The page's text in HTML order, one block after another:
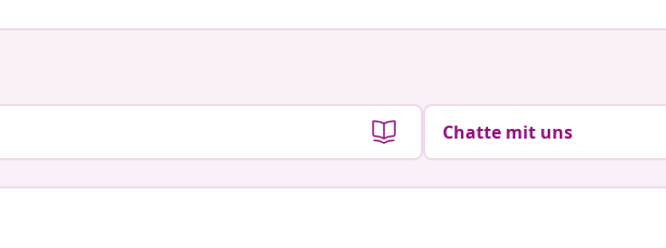
Chatte mit uns